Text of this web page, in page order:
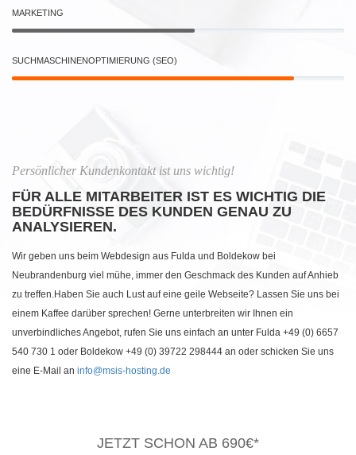
MARKETING
SUCHMASCHINENOPTIMIERUNG (SEO)
Persönlicher Kundenkontakt ist uns wichtig!
FÜR ALLE MITARBEITER IST ES WICHTIG DIE
BEDÜRFNISSE DES KUNDEN GENAU ZU
ANALYSIEREN.
Wir geben uns beim Webdesign aus Fulda und Boldekow bei
Neubrandenburg viel mühe, immer den Geschmack des Kunden auf Anhieb
zu treffen.Haben Sie auch Lust auf eine geile Webseite? Lassen Sie uns bei
einem Kaffee darüber sprechen! Gerne unterbreiten wir Ihnen ein
unverbindliches Angebot, rufen Sie uns einfach an unter Fulda +49 (0) 6657
540 730 1 oder Boldekow +49 (0) 39722 298444 an oder schicken Sie uns
eine E-Mail an info@msis-hosting.de
JETZT SCHON AB 690€*